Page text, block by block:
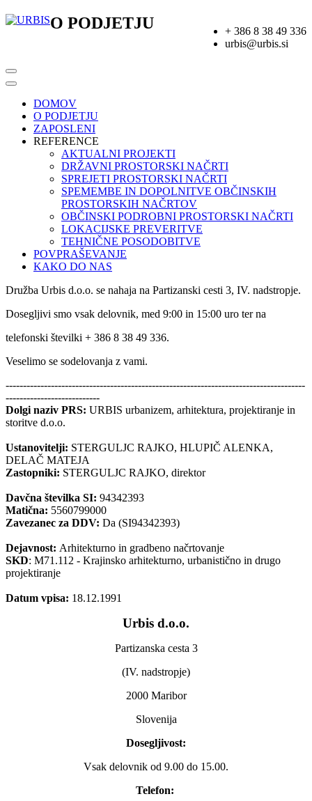
+ 386 8 38 49 336
urbis@urbis.si
DOMOV
O PODJETJU
ZAPOSLENI
REFERENCE
AKTUALNI PROJEKTI
DRŽAVNI PROSTORSKI NAČRTI
SPREJETI PROSTORSKI NAČRTI
SPEMEMBE IN DOPOLNITVE OBČINSKIH
PROSTORSKIH NAČRTOV
OBČINSKI PODROBNI PROSTORSKI NAČRTI
LOKACIJSKE PREVERITVE
TEHNIČNE POSODOBITVE
POVPRAŠEVANJE
KAKO DO NAS
O PODJETJU
Družba Urbis d.o.o. se nahaja na Partizanski cesti 3, IV. nadstropje.
Dosegljivi smo vsak delovnik, med 9:00 in 15:00 uro ter na
telefonski številki + 386 8 38 49 336.
Veselimo se sodelovanja z vami.
--------------------------------------------------------------------------------------
---------------------------
Dolgi naziv PRS: URBIS urbanizem, arhitektura, projektiranje in
storitve d.o.o.
Ustanovitelji: STERGULJC RAJKO, HLUPIČ ALENKA,
DELAČ MATEJA
Zastopniki: STERGULJC RAJKO, direktor
Davčna številka SI: 94342393
Matična: 5560799000
Zavezanec za DDV: Da (SI94342393)
Dejavnost: Arhitekturno in gradbeno načrtovanje
SKD: M71.112 - Krajinsko arhitekturno, urbanistično in drugo
projektiranje
Datum vpisa: 18.12.1991
Urbis d.o.o.
Partizanska cesta 3
(IV. nadstropje)
2000 Maribor
Slovenija
Dosegljivost:
Vsak delovnik od 9.00 do 15.00.
Telefon: